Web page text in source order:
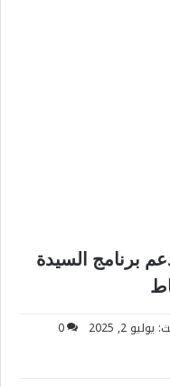
برنامج السيدة
2, 2025
0